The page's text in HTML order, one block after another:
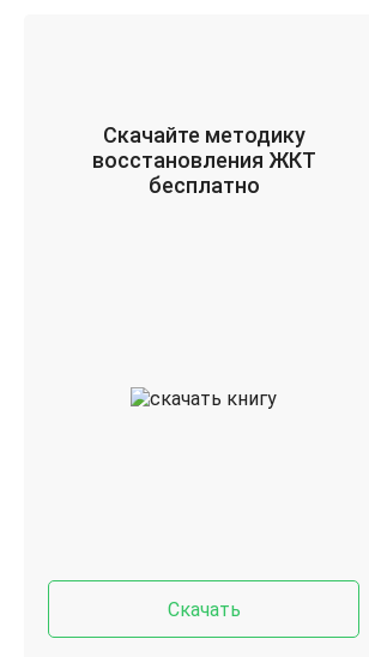
Скачайте методику
восстановления ЖКТ
бесплатно
Скачать